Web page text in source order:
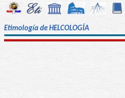
Etimología de HELCOLOGÍA